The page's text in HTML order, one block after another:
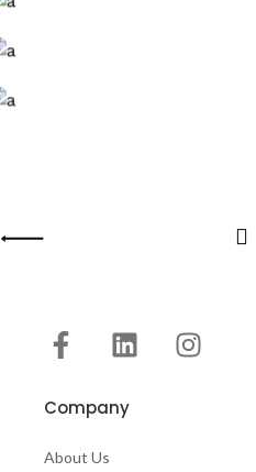
Company
About Us